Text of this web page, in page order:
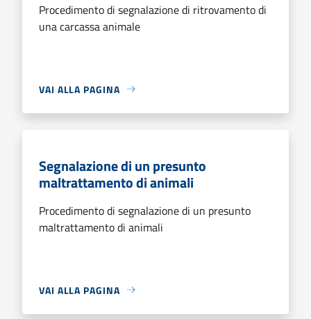
Procedimento di segnalazione di ritrovamento di
una carcassa animale
VAI ALLA PAGINA
Segnalazione di un presunto
maltrattamento di animali
Procedimento di segnalazione di un presunto
maltrattamento di animali
VAI ALLA PAGINA